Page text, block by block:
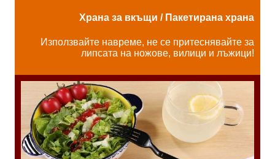
Храна за вкъщи / Пакетирана храна
Използвайте навреме, не се притеснявайте за
липсата на ножове, вилици и лъжици!